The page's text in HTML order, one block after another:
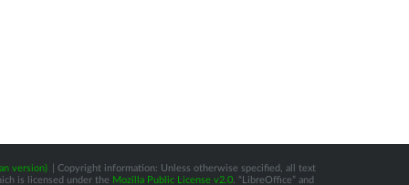
version)
| Copyright information: Unless otherwise specified, all text
is licensed under the Mozilla Public License v2.0. “LibreOffice” and